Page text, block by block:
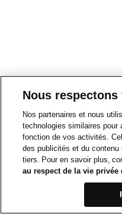
Nous
Nos partenaires et nous
technologies similaires pour
fonction de vos activités.
des publicités et du
tiers. Pour en savoir plus,
au respect de la vie privée